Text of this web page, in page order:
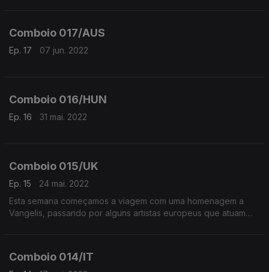
Comboio 017/AUS
Ep. 17 07 jun. 2022
Comboio 016/HUN
Ep. 16 31 mai. 2022
Comboio 015/UK
Ep. 15
24 mai. 2022
Esta semana começamos a viagem com uma homenagem a
Vangelis, passando por alguns artistas europeus que atuam
Comboio 014/IT